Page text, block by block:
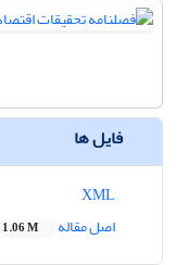
فایل ها
اصل مقاله
1.06 M